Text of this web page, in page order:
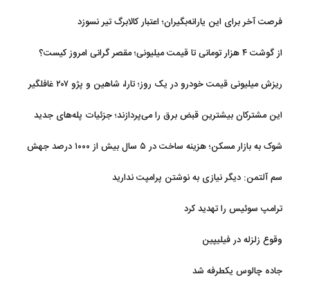
فرصت آخر برای این یارانه‌بگیران؛ اعتبار کالابرگ تیر نسوزد
از گوشت ۴ هزار تومانی تا قیمت میلیونی؛ مقصر گرانی امروز کیست؟
ریزش میلیونی قیمت خودرو در یک روز؛ تارا، شاهین و پژو ۲۰۷ غافلگیر
این مشترکان بیشترین قبض برق را می‌پردازند؛ جزئیات پله‌های جدید
شوک به بازار مسکن؛ هزینه ساخت در ۵ سال بیش از ۱۰۰۰ درصد جهش
سم آلتمن: دیگر نیازی به نوشتن پرامپت ندارید
ترامپ سوئیس را تهدید کرد
وقوع زلزله در فیلیپین
جاده چالوس یکطرفه شد